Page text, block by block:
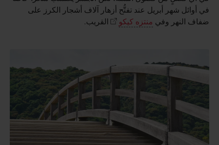
في أوائل شهر أبريل عند تفتُّح أزهار آلاف أشجار الكرز على
ضفاف النهر وفي منتزه كيكو القريب.